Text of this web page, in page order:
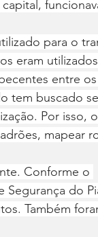
para o
eram
entre
tem buscado
Por isso,
mapear
Conforme o
do
Também